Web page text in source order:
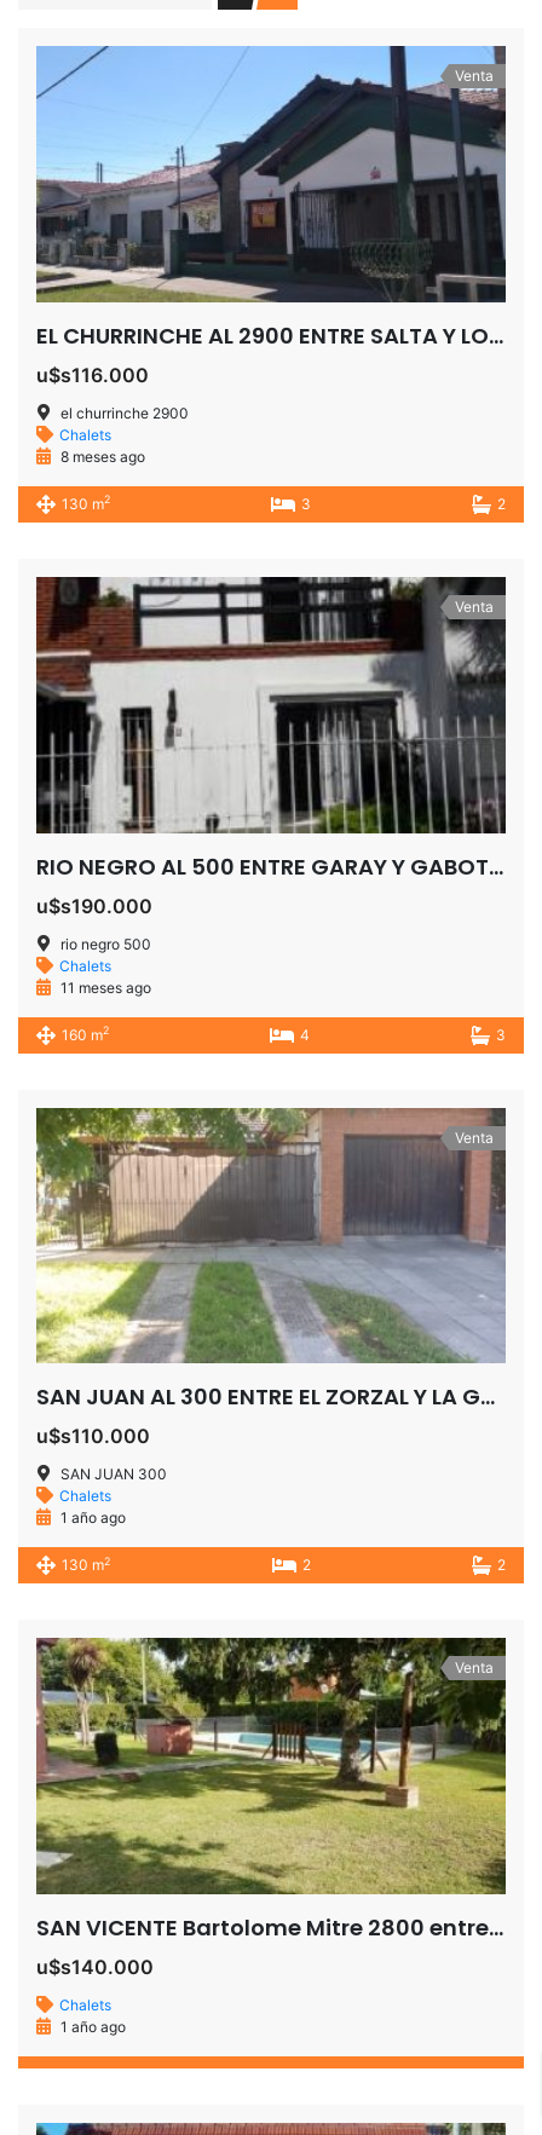
Venta
EL CHURRINCHE AL 2900 ENTRE SALTA Y LOS EUCALIPTUS SAN JOSE TEMPERLEY
u$s116.000
el churrinche 2900
Chalets
8 meses ago
130 m2 3 2
Venta
RIO NEGRO AL 500 ENTRE GARAY Y GABOTO SAN JOSE ADROGUE
u$s190.000
rio negro 500
Chalets
11 meses ago
160 m2 4 3
Venta
SAN JUAN AL 300 ENTRE EL ZORZAL Y LA GOLONDRINA SAN JOSE TEMPERLEY
u$s110.000
SAN JUAN 300
Chalets
1 año ago
130 m2 2 2
Venta
SAN VICENTE Bartolome Mitre 2800 entre Bonifacio Arias y Angel c. Bassi
u$s140.000
Chalets
1 año ago